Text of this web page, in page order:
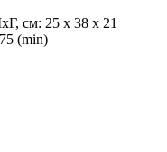
см: 25 х 38 х 21
(min)